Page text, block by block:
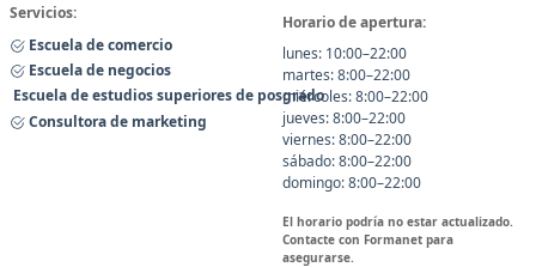
Servicios:
Escuela de comercio
Escuela de negocios
Escuela de estudios superiores de posgrado
Consultora de marketing
Horario de apertura:
lunes: 10:00–22:00
martes: 8:00–22:00
miércoles: 8:00–22:00
jueves: 8:00–22:00
viernes: 8:00–22:00
sábado: 8:00–22:00
domingo: 8:00–22:00
El horario podría no estar actualizado.
Contacte con Formanet para
asegurarse.